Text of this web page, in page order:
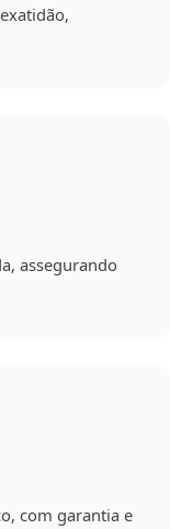
assegurando
com garantia e